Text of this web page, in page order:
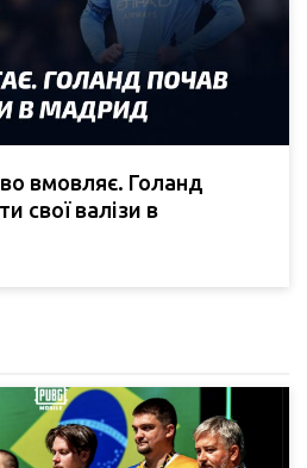
вмовляє. Голанд
свої валізи в